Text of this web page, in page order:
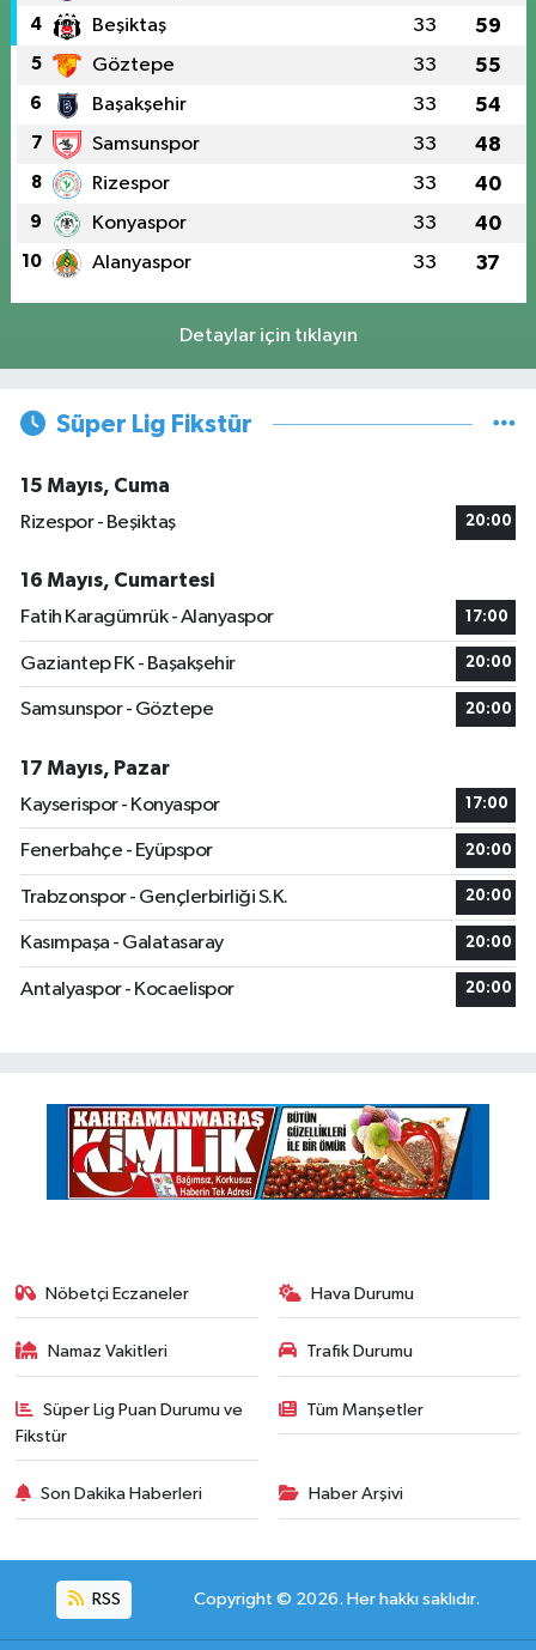
4 Beşiktaş 33 59
5 Göztepe 33 55
6 Başakşehir 33 54
7 Samsunspor 33 48
8 Rizespor 33 40
9 Konyaspor 33 40
10 Alanyaspor 33 37
Detaylar için tıklayın
Süper Lig Fikstür
15 Mayıs, Cuma
Rizespor - Beşiktaş
20:00
16 Mayıs, Cumartesi
Fatih Karagümrük - Alanyaspor
17:00
Gaziantep FK - Başakşehir 20:00
Samsunspor - Göztepe 20:00
17 Mayıs, Pazar
Kayserispor - Konyaspor
17:00
Fenerbahçe - Eyüpspor 20:00
Trabzonspor - Gençlerbirliği S.K. 20:00
Kasımpaşa - Galatasaray 20:00
Antalyaspor - Kocaelispor 20:00
Nöbetçi Eczaneler Hava Durumu
Namaz Vakitleri Trafik Durumu
Süper Lig Puan Durumu ve
Fikstür
Tüm Manşetler
Son Dakika Haberleri Haber Arşivi
RSS Copyright © 2026. Her hakkı saklıdır.